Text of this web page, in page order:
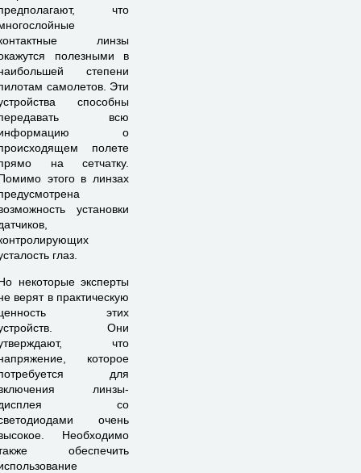
что
линзы
полезными в
степени
самолетов. Эти
способны
всю
о
полете
на сетчатку.
этого в линзах
установки
глаз.
некоторые эксперты
верят в практическую
этих
Они
что
которое
для
линзы-
со
очень
Необходимо
обеспечить